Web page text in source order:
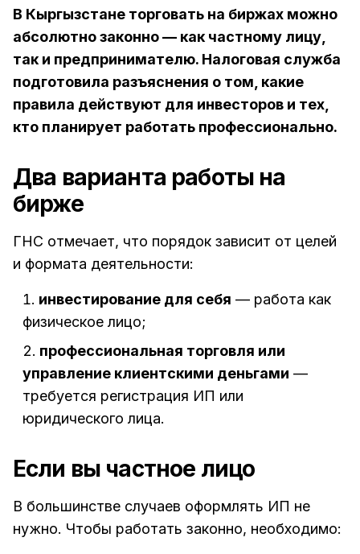
В Кыргызстане торговать на биржах можно
абсолютно законно — как частному лицу,
так и предпринимателю. Налоговая служба
подготовила разъяснения о том, какие
правила действуют для инвесторов и тех,
кто планирует работать профессионально.
Два варианта работы на
бирже
ГНС отмечает, что порядок зависит от целей
и формата деятельности:
инвестирование для себя — работа как
физическое лицо;
профессиональная торговля или
управление клиентскими деньгами —
требуется регистрация ИП или
юридического лица.
Если вы частное лицо
В большинстве случаев оформлять ИП не
нужно. Чтобы работать законно, необходимо: